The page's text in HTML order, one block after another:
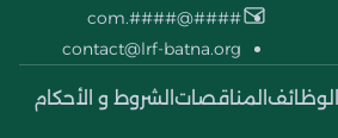
####@####.com
contact@lrf-batna.org
الوظائف المناقصات الشروط و الأحكام